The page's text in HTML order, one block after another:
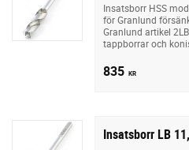
Insatsborr HSS
för Granlund
Granlund artikel
tappborrar och
835 KR
Insatsborr LB